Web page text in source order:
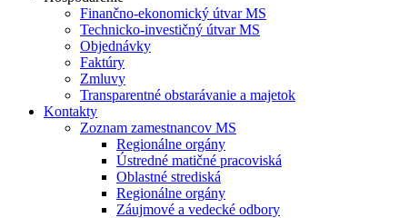
Finančno-ekonomický útvar MS
Technicko-investičný útvar MS
Objednávky
Faktúry
Zmluvy
Transparentné obstarávanie a majetok
Kontakty
Zoznam zamestnancov MS
Regionálne orgány
Ústredné matičné pracoviská
Oblastné strediská
Regionálne orgány
Záujmové a vedecké odbory